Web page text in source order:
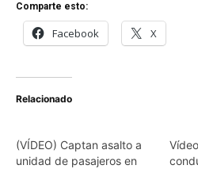
Comparte esto:
Facebook X
Relacionado
(VÍDEO) Captan asalto a
unidad de pasajeros en